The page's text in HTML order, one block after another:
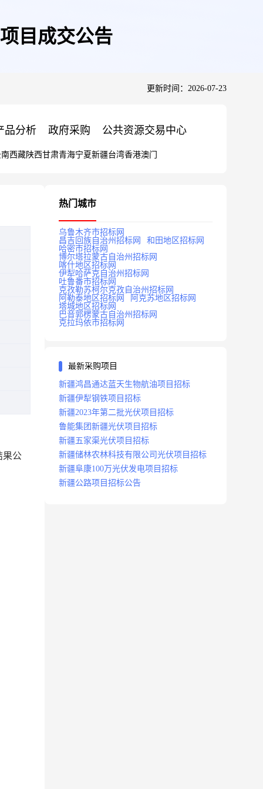
目成交公告
更新时间：2026-07-23
品分析 政府采购 公共资源交易中心
西藏陕西甘肃青海宁夏新疆台湾香港澳门
果公
热门城市
乌鲁木齐市招标网
昌吉回族自治州招标网
和田地区招标网
哈密市招标网
博尔塔拉蒙古自治州招标网
喀什地区招标网
伊犁哈萨克自治州招标网
吐鲁番市招标网
克孜勒苏柯尔克孜自治州招标网
阿勒泰地区招标网
阿克苏地区招标网
塔城地区招标网
巴音郭楞蒙古自治州招标网
克拉玛依市招标网
最新采购项目
新疆鸿昌通达蓝天生物航油项目招标
新疆伊犁钢铁项目招标
新疆2023年第二批光伏项目招标
鲁能集团新疆光伏项目招标
新疆五家渠光伏项目招标
新疆储林农林科技有限公司光伏项目招标
新疆阜康100万光伏发电项目招标
新疆公路项目招标公告